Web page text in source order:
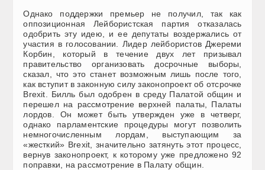
Однако поддержки премьер не получил, так как
оппозиционная Лейбористская партия отказалась
одобрить эту идею, и ее депутаты воздержались от
участия в голосовании. Лидер лейбористов Джереми
Корбин, который в течение двух лет призывал
правительство организовать досрочные выборы,
сказал, что это станет возможным лишь после того,
как вступит в законную силу законопроект об отсрочке
Brexit. Билль был одобрен в среду Палатой общин и
перешел на рассмотрение верхней палаты, Палаты
лордов. Он может быть утвержден уже в четверг,
однако парламентские процедуры могут позволить
немногочисленным лордам, выступающим за
«жесткий» Brexit, значительно затянуть этот процесс,
вернув законопроект, к которому уже предложено 92
поправки, на рассмотрение в Палату общин.